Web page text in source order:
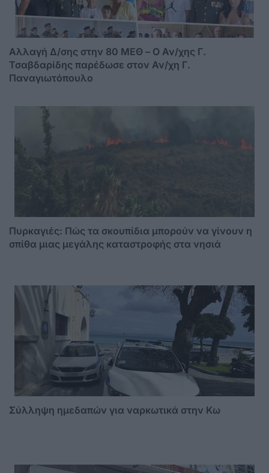
Αλλαγή Δ/σης στην 80 ΜΕΘ – Ο Αν/χης Γ.
Τσαβδαρίδης παρέδωσε στον Αν/χη Γ.
Παναγιωτόπουλο
Πυρκαγιές: Πώς τα σκουπίδια μπορούν να γίνουν η
σπίθα μιας μεγάλης καταστροφής στα νησιά
Σύλληψη ημεδαπών για ναρκωτικά στην Κω